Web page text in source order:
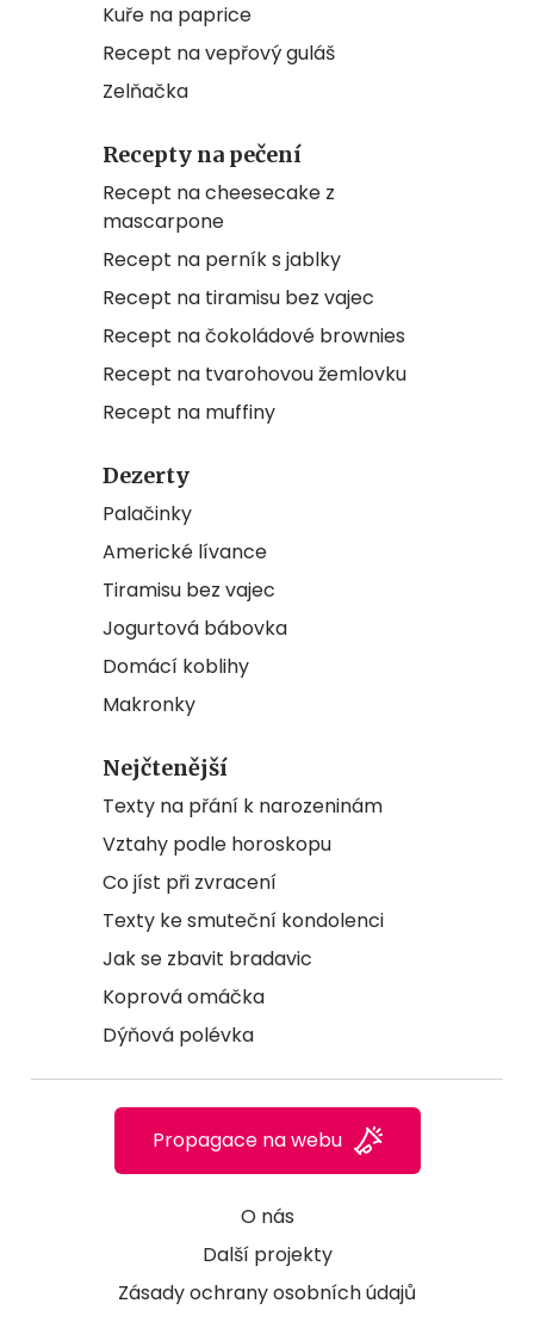
Kuře na paprice
Recept na vepřový guláš
Zelňačka
Recepty na pečení
Recept na cheesecake z
mascarpone
Recept na perník s jablky
Recept na tiramisu bez vajec
Recept na čokoládové brownies
Recept na tvarohovou žemlovku
Recept na muffiny
Dezerty
Palačinky
Americké lívance
Tiramisu bez vajec
Jogurtová bábovka
Domácí koblihy
Makronky
Nejčtenější
Texty na přání k narozeninám
Vztahy podle horoskopu
Co jíst při zvracení
Texty ke smuteční kondolenci
Jak se zbavit bradavic
Koprová omáčka
Dýňová polévka
O nás
Další projekty
Zásady ochrany osobních údajů
Propagace na webu